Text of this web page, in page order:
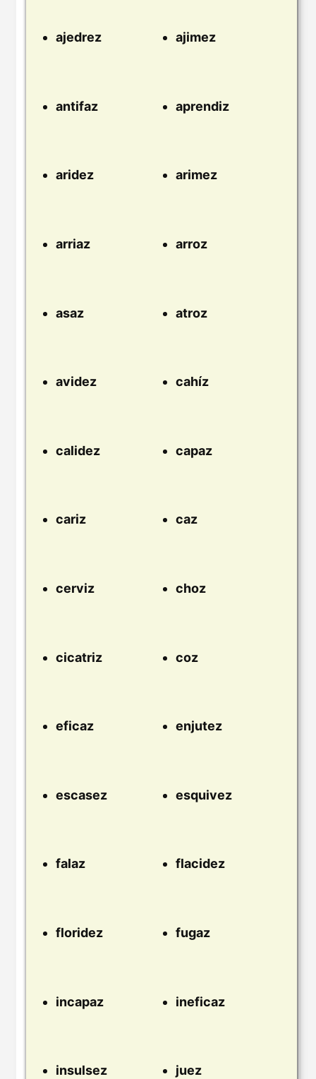
ajedrez ajimez
antifaz aprendiz
aridez arimez
arriaz arroz
asaz atroz
avidez cahíz
calidez capaz
cariz caz
cerviz choz
cicatriz coz
eficaz enjutez
escasez esquivez
falaz flacidez
floridez fugaz
incapaz ineficaz
insulsez juez